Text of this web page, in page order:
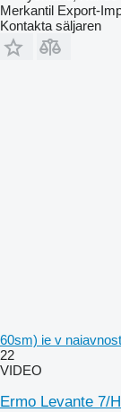
Merkantil Export-
Kontakta säljaren
60sm) ie v
22
VIDEO
Ermo Levante 7/